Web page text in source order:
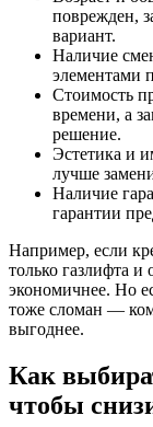
поврежден,
вариант.
Наличие
элементами
Стоимость
времени, а
решение.
Эстетика и
лучше
Наличие
гарантии
Например, если
только газлифта
экономичнее. Но
тоже сломан —
выгоднее.
Как
чтобы